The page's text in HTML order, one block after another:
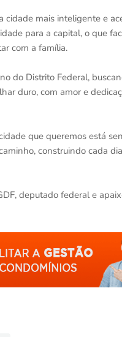
mais inteligente e
para a capital, o que
com a família.
do Distrito Federal,
duro, com amor e
que queremos está
construindo cada
deputado federal e